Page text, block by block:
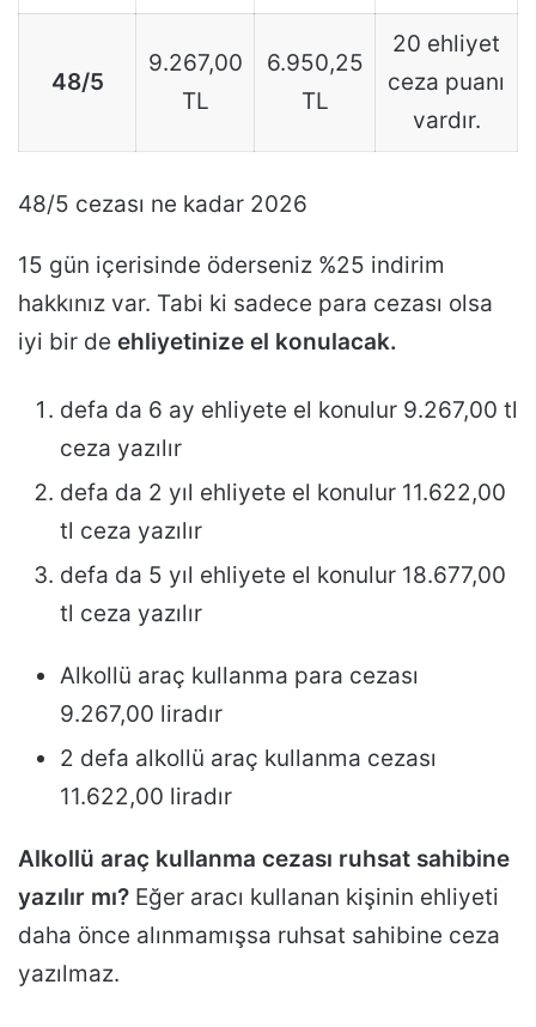
48/5
9.267,00
TL
6.950,25
TL
20 ehliyet
ceza puanı
vardır.
48/5 cezası ne kadar 2026
15 gün içerisinde öderseniz %25 indirim
hakkınız var. Tabi ki sadece para cezası olsa
iyi bir de ehliyetinize el konulacak.
defa da 6 ay ehliyete el konulur 9.267,00 tl
ceza yazılır
defa da 2 yıl ehliyete el konulur 11.622,00
tl ceza yazılır
defa da 5 yıl ehliyete el konulur 18.677,00
tl ceza yazılır
Alkollü araç kullanma para cezası
9.267,00 liradır
2 defa alkollü araç kullanma cezası
11.622,00 liradır
Alkollü araç kullanma cezası ruhsat sahibine
yazılır mı? Eğer aracı kullanan kişinin ehliyeti
daha önce alınmamışsa ruhsat sahibine ceza
yazılmaz.